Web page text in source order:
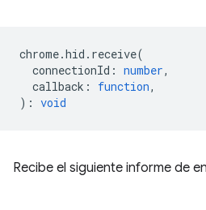
chrome.hid . receive(
connectionId : number,
callback : function,
) : void
Recibe el siguiente informe de